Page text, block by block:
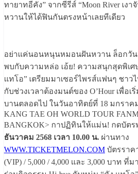
ทายาทอีคัง” จากซีรีส์ “Moon River เง
หวานให้ได้ฟินกันตรงหน้าเลยทีเดียว
อย่าแค่นอนหนุนหมอนฝันหวาน ล็อกวัน
พบกับความหล่อ เอ้ย! ความสนุกสุดพิเ
แทโอ” เตรียมมาเซอร์ไพรส์แฟนๆ ชาว
กับช่วงเวลาต้องมนต์ของ O’Hour เพื่อเ
บานตลอดไป ในวันอาทิตย์ที่ 18 มกราคม
KANG TAE OH WORLD TOUR
BANGKOK> กาปฏิทินให้แม่น! กดบัต
ธันวาคม 2568 เวลา 10.00 น. ผ่านทาง
WWW.TICKETMELON.COM บัตรราค
(VIP) / 5,000 / 4,000 และ 3,000 บาท ที่